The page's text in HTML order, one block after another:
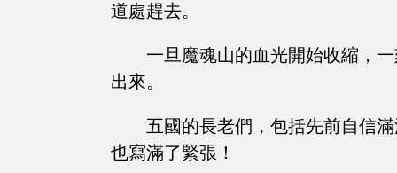
道處趕去。
一旦魔魂山的血光開始收縮，
出來。
五國的長老們，包括先前自信
也寫滿了緊張！